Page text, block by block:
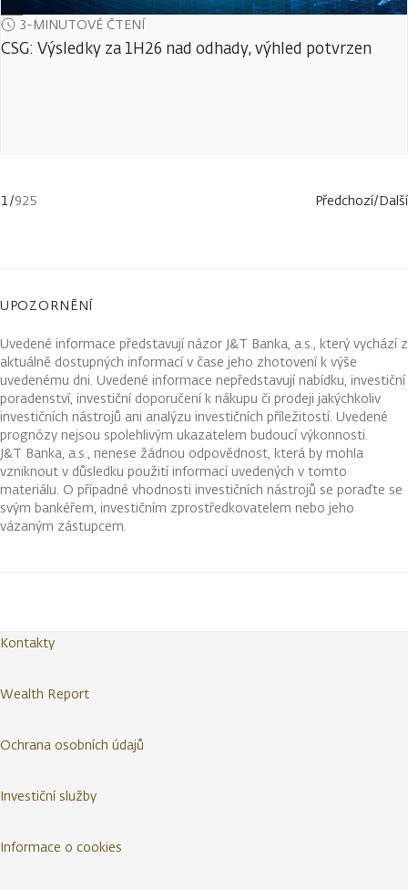
3-MINUTOVÉ ČTENÍ
CSG: Výsledky za 1H26 nad odhady, výhled potvrzen
1/925 Předchozí/Další
UPOZORNĚNÍ
Uvedené informace představují názor J&T Banka, a.s., který vychází z
aktuálně dostupných informací v čase jeho zhotovení k výše
uvedenému dni. Uvedené informace nepředstavují nabídku, investiční
poradenství, investiční doporučení k nákupu či prodeji jakýchkoliv
investičních nástrojů ani analýzu investičních příležitostí. Uvedené
prognózy nejsou spolehlivým ukazatelem budoucí výkonnosti.
J&T Banka, a.s., nenese žádnou odpovědnost, která by mohla
vzniknout v důsledku použití informací uvedených v tomto
materiálu. O případné vhodnosti investičních nástrojů se poraďte se
svým bankéřem, investičním zprostředkovatelem nebo jeho
vázaným zástupcem.
Kontakty
Wealth Report
Ochrana osobních údajů
Investiční služby
Informace o cookies